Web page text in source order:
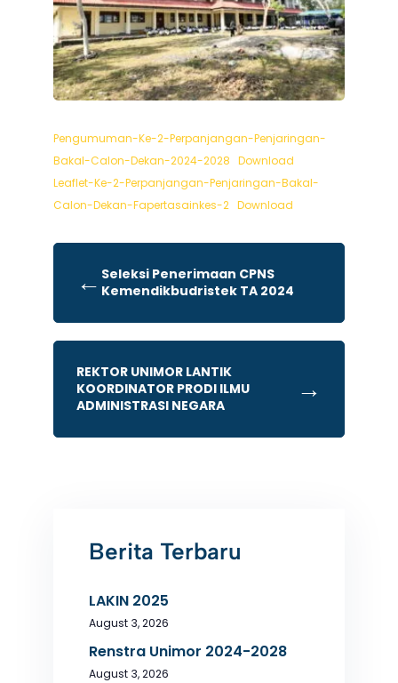
Pengumuman-Ke-2-Perpanjangan-Penjaringan-
Bakal-Calon-Dekan-2024-2028 Download
Leaflet-Ke-2-Perpanjangan-Penjaringan-Bakal-
Calon-Dekan-Fapertasainkes-2 Download
← Seleksi Penerimaan CPNS
Kemendikbudristek TA 2024
REKTOR UNIMOR LANTIK
KOORDINATOR PRODI ILMU
ADMINISTRASI NEGARA
→
Berita Terbaru
LAKIN 2025
August 3, 2026
Renstra Unimor 2024-2028
August 3, 2026